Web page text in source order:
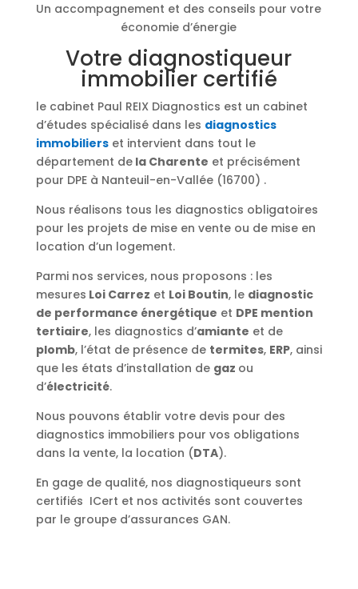
Un accompagnement et des conseils pour votre
économie d’énergie
Votre diagnostiqueur
immobilier certifié
le cabinet Paul REIX Diagnostics est un cabinet
d’études spécialisé dans les diagnostics
immobilierset intervient dans tout le
département dela Charente et précisément
pour DPE à Nanteuil-en-Vallée (16700) .
Nous réalisons tous les diagnostics obligatoires
pour les projets de mise en vente ou de mise en
location d’un logement.
Parmi nos services, nous proposons : les
mesures Loi Carrez et Loi Boutin, le diagnostic
de performance énergétique et DPE mention
tertiaire, les diagnostics d’amiante et de
plomb, l’état de présence de termites, ERP, ainsi
que les états d’installation de gaz ou
d’électricité.
Nous pouvons établir votre devis pour des
diagnostics immobiliers pour vos obligations
dans la vente, la location (DTA).
En gage de qualité, nos diagnostiqueurs sont
certifiés ICert et nos activités sont couvertes
par le groupe d’assurances GAN.